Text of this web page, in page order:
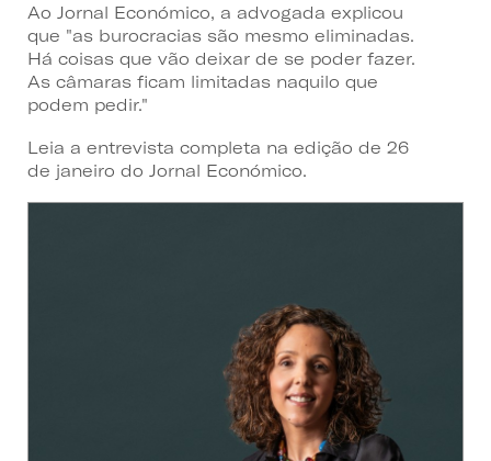
Ao Jornal Económico, a advogada explicou
que "as burocracias são mesmo eliminadas.
Há coisas que vão deixar de se poder fazer.
As câmaras ficam limitadas naquilo que
podem pedir."
Leia a entrevista completa na edição de 26
de janeiro do Jornal Económico.